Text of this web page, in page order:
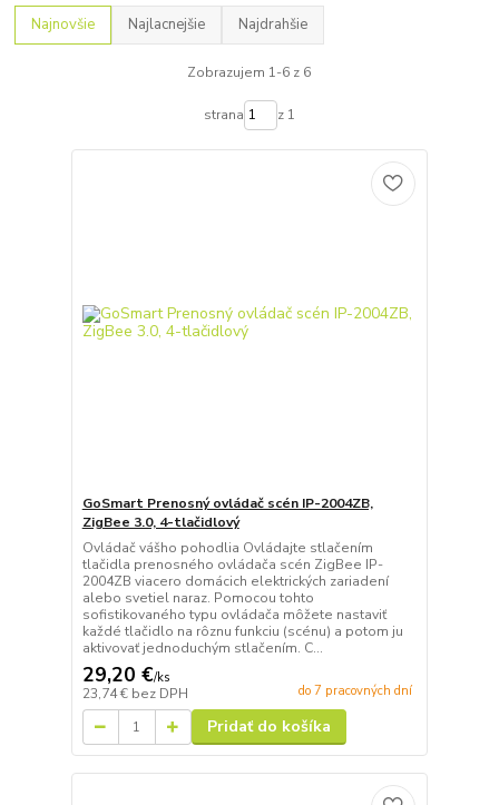
Najnovšie Najlacnejšie Najdrahšie
Zobrazujem 1-6 z 6
strana z 1
GoSmart Prenosný ovládač scén IP-2004ZB,
ZigBee 3.0, 4-tlačidlový
Ovládač vášho pohodlia Ovládajte stlačením
tlačidla prenosného ovládača scén ZigBee IP-
2004ZB viacero domácich elektrických zariadení
alebo svetiel naraz. Pomocou tohto
sofistikovaného typu ovládača môžete nastaviť
každé tlačidlo na rôznu funkciu (scénu) a potom ju
aktivovať jednoduchým stlačením. C...
29,20 €/ks
23,74 € bez DPH do 7 pracovných dní
Pridať do košíka